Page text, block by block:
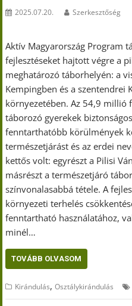
2025.07.20. Szerkesztőség
Aktív Magyarország Program
fejlesztéseket hajtott végre a
meghatározó táborhelyén: a
Kempingben és a szentendrei
környezetében. Az 54,9 millió
táborozó gyerekek
fenntarthatóbb körülmények
természetjárást és az erdei
kettős volt: egyrészt a Pilisi
másrészt a természetjáró
színvonalasabbá tétele. A
környezeti terhelés
fenntartható használatához,
minél…
TOVÁBB OLVASOM
Kirándulás,Osztálykirándulás